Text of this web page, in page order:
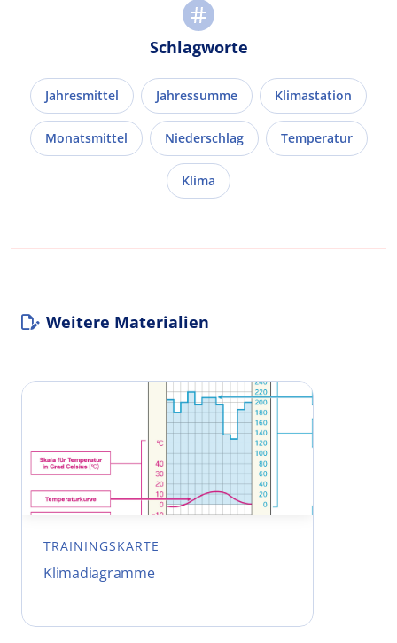
Schlagworte
Jahresmittel Jahressumme Klimastation
Monatsmittel Niederschlag Temperatur
Klima
Weitere Materialien
TRAININGSKARTE
Klimadiagramme